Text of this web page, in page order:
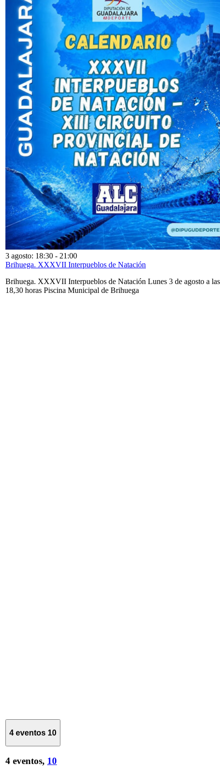
3 agosto: 18:30 - 21:00
Brihuega. XXXVII Interpueblos de Natación
Brihuega. XXXVII Interpueblos de Natación Lunes 3 de agosto a las
18,30 horas Piscina Municipal de Brihuega
4 eventos 10
4 eventos, 10